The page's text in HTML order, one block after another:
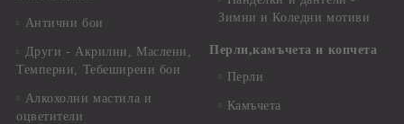
Антични бои
Други - Акрилни, Маслени,
Темперни, Тебеширени бои
Алкохолни мастила и
оцветители
Зимни и Коледни мотиви
Перли,камъчета и копчета
Перли
Камъчета